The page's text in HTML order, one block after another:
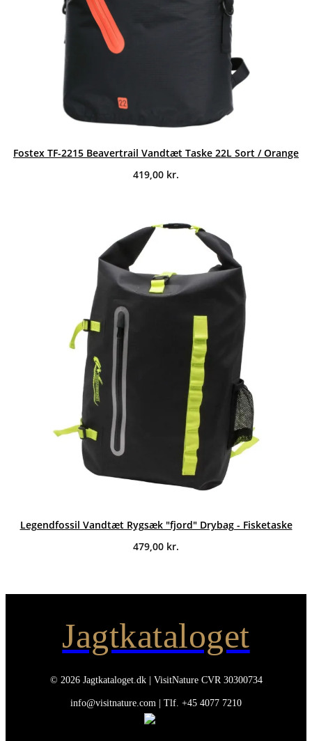
Fostex TF-2215 Beavertrail Vandtæt Taske 22L Sort / Orange
419,00 kr.
Legendfossil Vandtæt Rygsæk "fjord" Drybag - Fisketaske
479,00 kr.
Jagtkataloget
© 2026 Jagtkataloget.dk | VisitNature CVR 30300734
info@visitnature.com | Tlf. +45 4077 7210